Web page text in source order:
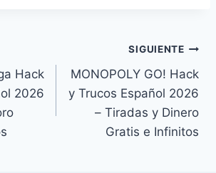
Hack
2026
SIGUIENTE
MONOPOLY GO! Hack
y Trucos Español 2026
– Tiradas y Dinero
Gratis e Infinitos